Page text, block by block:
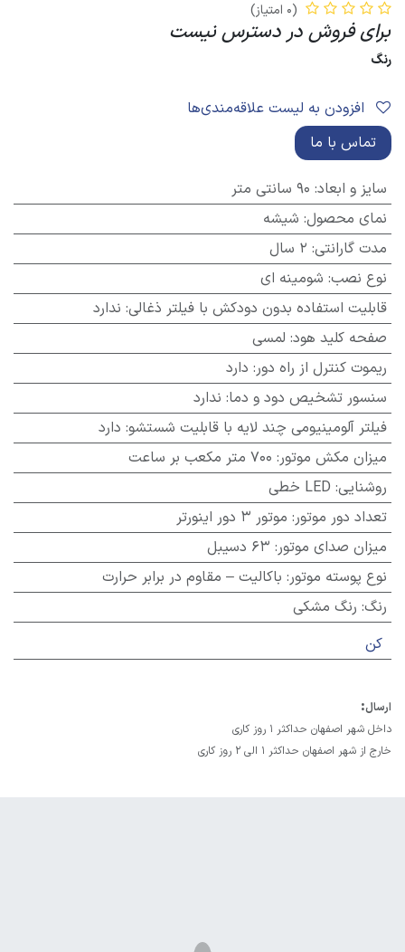
(0 امتیاز)
برای فروش در دسترس نیست
رنگ
تماس با ما
سایز و ابعاد: 90 سانتی متر
نمای محصول: شیشه
مدت گارانتی: 2 سال
نوع نصب: شومینه ای
قابلیت استفاده بدون دودکش با فیلتر ذغالی: ندارد
صفحه کلید هود: لمسی
ریموت کنترل از راه دور: دارد
سنسور تشخیص دود و دما: ندارد
فیلتر آلومینیومی چند لایه با قابلیت شستشو: دارد
میزان مکش موتور: 700 متر مکعب بر ساعت
روشنایی: LED خطی
تعداد دور موتور: موتور 3 دور اینورتر
میزان صدای موتور: 63 دسیبل
نوع پوسته موتور: باکالیت – مقاوم در برابر حرارت
رنگ: رنگ مشکی
کن
ارسال:
داخل شهر اصفهان حداکثر 1 روز کاری
خارج از شهر اصفهان حداکثر 1 الی 2 روز کاری